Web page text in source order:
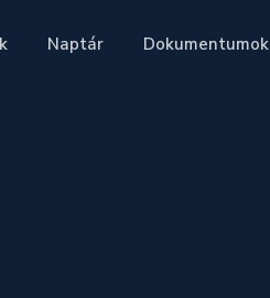
Naptár Dokumentumok